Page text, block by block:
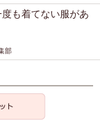
も着てない服があ
部